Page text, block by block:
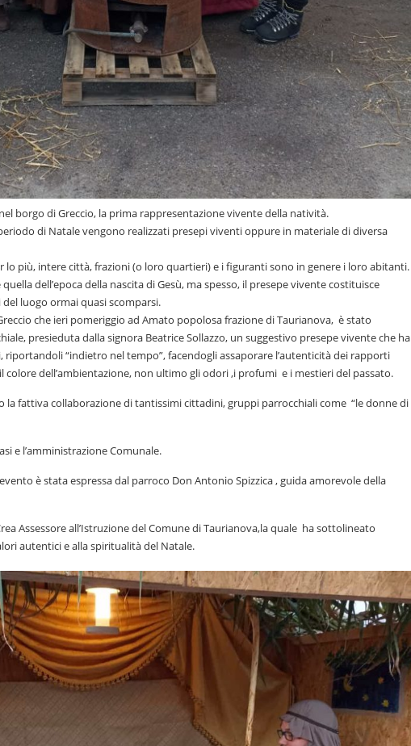
nel borgo di Greccio, la prima rappresentazione vivente della natività.
di Natale vengono realizzati presepi viventi oppure in materiale di diversa
lo più, intere città, frazioni (o loro quartieri) e i figuranti sono in genere i loro abitanti.
dell’epoca della nascita di Gesù, ma spesso, il presepe vivente costituisce
luogo ormai quasi scomparsi.
che ieri pomeriggio ad Amato popolosa frazione di Taurianova, è stato
presieduta dalla signora Beatrice Sollazzo, un suggestivo presepe vivente che ha
“indietro nel tempo”, facendogli assaporare l’autenticità dei rapporti
colore dell’ambientazione, non ultimo gli odori ,i profumi e i mestieri del passato.
la fattiva collaborazione di tantissimi cittadini, gruppi parrocchiali come “le donne di
e l’amministrazione Comunale.
è stata espressa dal parroco Don Antonio Spizzica , guida amorevole della
Assessore all’Istruzione del Comune di Taurianova,la quale ha sottolineato
autentici e alla spiritualità del Natale.